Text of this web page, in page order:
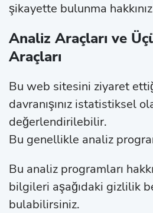
şikayette bulunma
Analiz Araçları ve
Araçları
Bu web sitesini ziyaret
davranışınız istatistiksel
değerlendirilebilir.
Bu genellikle analiz
Bu analiz programları
bilgileri aşağıdaki gizlilik
bulabilirsiniz.